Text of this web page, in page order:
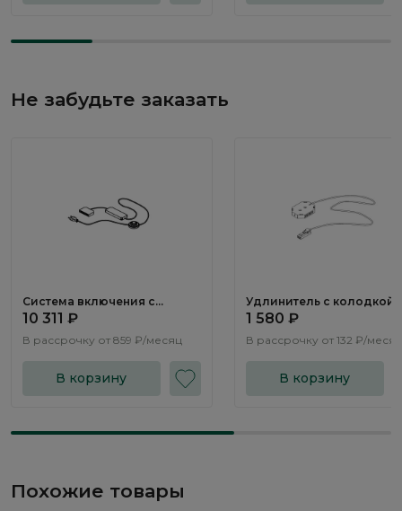
Не забудьте заказать
Система включения с
трансформатором SV148
10 311 ₽
В рассрочку от 859 ₽/месяц
В корзину
Удлинитель с колодкой
LS061.0
1 580 ₽
В рассрочку от 132 ₽/месяц
В корзину
Похожие товары